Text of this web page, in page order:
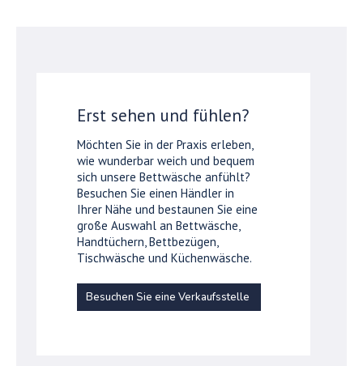
Erst sehen und fühlen?
Möchten Sie in der Praxis erleben,
wie wunderbar weich und bequem
sich unsere Bettwäsche anfühlt?
Besuchen Sie einen Händler in
Ihrer Nähe und bestaunen Sie eine
große Auswahl an Bettwäsche,
Handtüchern, Bettbezügen,
Tischwäsche und Küchenwäsche.
Besuchen Sie eine Verkaufsstelle